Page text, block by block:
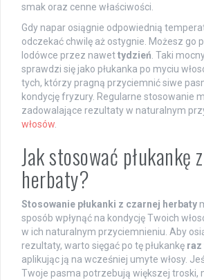
smak oraz cenne właściwości.
Gdy napar osiągnie odpowiednią
odczekać chwilę aż ostygnie. Możesz go
lodówce przez nawettydzień. Taki
sprawdzi się jako płukanka po myciu
tych, którzy pragną przyciemnić siwe
kondycję fryzury. Regularne stosowanie
zadowalające rezultaty w naturalnym
włosów.
Jak stosować płukankę
herbaty?
Stosowanie płukanki z czarnej herbaty
sposób wpłynąć na kondycję Twoich
w ich naturalnym przyciemnieniu. Aby
rezultaty, warto sięgać po tę płukankę raz
aplikując ją na wcześniej umyte włosy.
Twoje pasma potrzebują większej troski,